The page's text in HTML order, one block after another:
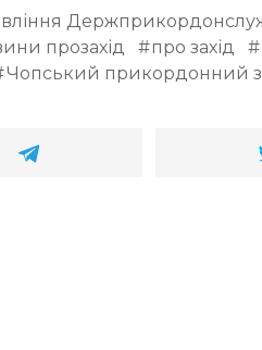
прозахід про захід
Чопський прикордонний